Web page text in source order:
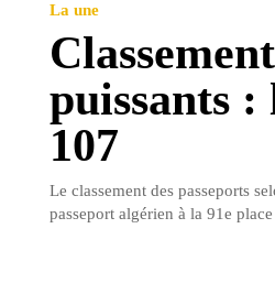
La une
puissants :
107
Le classement des passeports
passeport algérien à la 91e